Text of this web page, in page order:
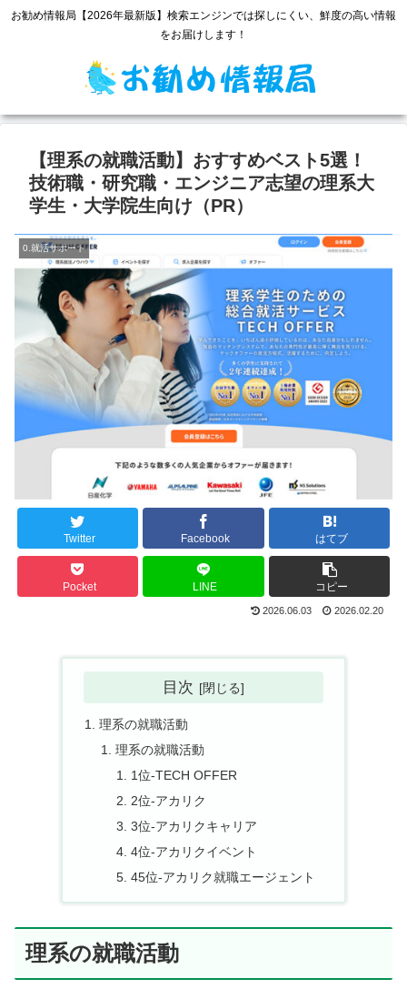
お勧め情報局【2026年最新版】検索エンジンでは探しにくい、鮮度の高い情報
をお届けします！
【理系の就職活動】おすすめベスト5選！
技術職・研究職・エンジニア志望の理系大
学生・大学院生向け（PR）
0.就活サポート
Twitter Facebook はてブ
Pocket LINE コピー
2026.06.03 2026.02.20
目次
理系の就職活動
理系の就職活動
1位-TECH OFFER
2位-アカリク
3位-アカリクキャリア
4位-アカリクイベント
45位-アカリク就職エージェント
理系の就職活動